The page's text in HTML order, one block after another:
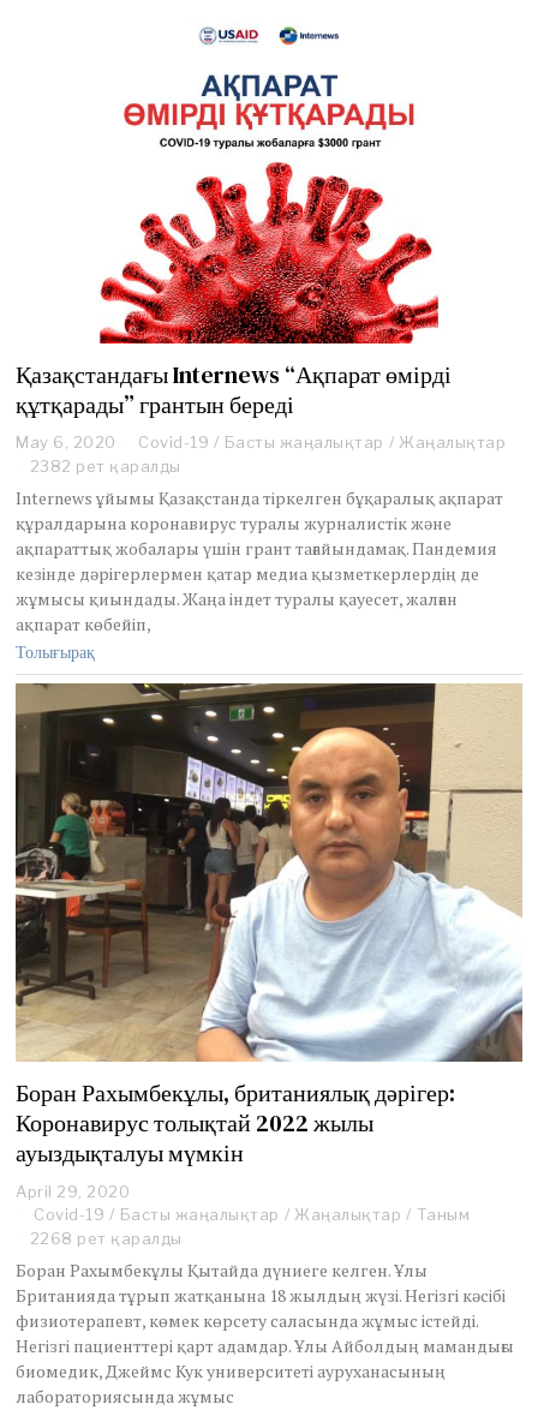
Қазақстандағы Internews “Ақпарат өмірді
құтқарады” грантын береді
May 6, 2020
u
e
1
8
,
2
0
2
Covid-19 / Басты жаңалықтар / Жаңалықтар
2382 рет қаралды
Internews ұйымы Қазақстанда тіркелген бұқаралық ақпарат
құралдарына коронавирус туралы журналистік және
ақпараттық жобалары үшін грант тағайындамақ. Пандемия
кезінде дәрігерлермен қатар медиа қызметкерлердің де
жұмысы қиындады. Жаңа індет туралы қауесет, жалған
ақпарат көбейіп,
Толығырақ
Боран Рахымбекұлы, британиялық дәрігер:
Коронавирус толықтай 2022 жылы
ауыздықталуы мүмкін
April 29, 2020
u
n
2
,
2
0
Covid-19 / Басты жаңалықтар / Жаңалықтар / Таным
2268 рет қаралды
Боран Рахымбекұлы Қытайда дүниеге келген. Ұлы
Британияда тұрып жатқанына 18 жылдың жүзі. Негізгі кәсібі
физиотерапевт, көмек көрсету саласында жұмыс істейді.
Негізгі пациенттері қарт адамдар. Ұлы Айболдың мамандығы
биомедик, Джеймс Кук университеті ауруханасының
лабораториясында жұмыс